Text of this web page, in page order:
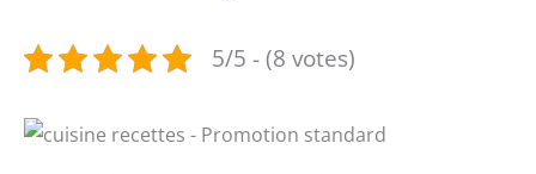
5/5 - (8 votes)